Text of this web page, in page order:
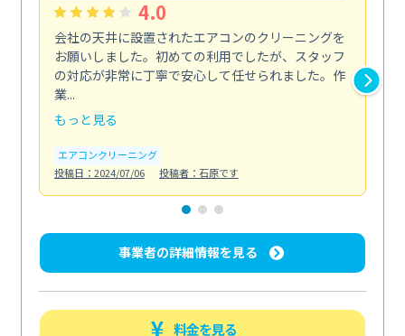
4.0
会社の天井に設置されたエアコンのクリーニングを
お願いしました。初めての利用でしたが、スタッフ
の対応が非常に丁寧で安心して任せられました。作
業...
もっと見る
エアコンクリーニング
投稿日：2024/07/06
投稿者：石原です
事業者の詳細情報を見る
料金を見る